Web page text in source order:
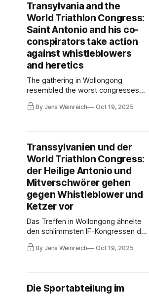
Kosmos auf, keine Interna
preiszugeben – diese Interna gibt es
hier wieder exklusiv.
Transylvania and the
World Triathlon Congress:
Saint Antonio and his co-
conspirators take action
against whistleblowers
and heretics
The gathering in Wollongong
resembled the worst congresses
we have seen in recent decades in
terms of serious corruption cases
federations worldwide are on the
side of those seeking clarification.
By Jens Weinreich Oct 19, 2025
Transsylvanien und der
World Triathlon Congress:
der Heilige Antonio und
Mitverschwörer gehen
gegen Whistleblower und
Ketzer vor
Das Treffen in Wollongong ähnelte
den schlimmsten IF-Kongressen der
Vergangenheit, bei denen es um
schwere Korruptionsfälle ging (FIFA,
Aufklärung – die Deutsche Triathlon
By Jens Weinreich Oct 19, 2025
Die Sportabteilung im